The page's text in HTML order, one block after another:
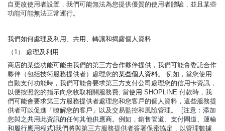
自更改使用者設置，我們可能無法為您提供優質的使用者體驗，並且某些
功能可能無法正常運行。
我們如何處理及利用、共用、轉讓和揭露個人資料
（1） 處理及利用
商店的某些功能可能由我們的第三方合作夥伴提供，我們可能會委託合作
夥伴（包括技術服務提供者）處理您的某些個人資料。 例如，當您使用
自動支付功能時，我們可能會要求第三方支付公司處理您的信用卡資訊，
以便按照您的指示向您收取相關服務費; 當使用 SHOPLINE 付款時，我
們可能會要求第三方服務提供者處理您和您客戶的個人資料，這些服務提
供者可以促進「瞭解您的客戶」以及交易監控和風險管理。
[注意：添加
您與之共用此資訊的任何其他供應商。例如，銷售管道、支付閘道、運輸
和履行應用程式]我們將與第三方服務提供者簽署保密協定，以管理數據